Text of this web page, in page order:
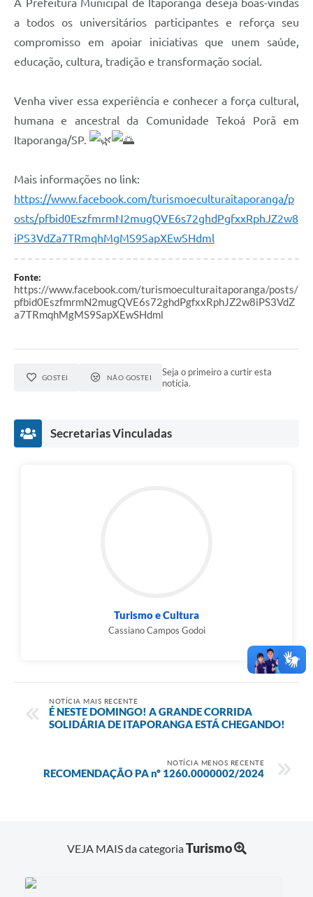
A Prefeitura Municipal de Itaporanga deseja boas-vindas
a todos os universitários participantes e reforça seu
compromisso em apoiar iniciativas que unem saúde,
educação, cultura, tradição e transformação social.
Venha viver essa experiência e conhecer a força cultural,
humana e ancestral da Comunidade Tekoá Porã em
Itaporanga/SP.
Mais informações no link:
https://www.facebook.com/turismoeculturaitaporanga/p
osts/pfbid0EszfmrmN2mugQVE6s72ghdPgfxxRphJZ2w8
iPS3VdZa7TRmqhMgMS9SapXEwSHdml
Fonte:
https://www.facebook.com/turismoeculturaitaporanga/posts/
pfbid0EszfmrmN2mugQVE6s72ghdPgfxxRphJZ2w8iPS3VdZ
a7TRmqhMgMS9SapXEwSHdml
GOSTEI NÃO GOSTEI
Seja o primeiro a curtir esta
notícia.
Secretarias Vinculadas
Turismo e Cultura
Cassiano Campos Godoi
NOTÍCIA MAIS RECENTE
É NESTE DOMINGO! A GRANDE CORRIDA
SOLIDÁRIA DE ITAPORANGA ESTÁ CHEGANDO!
NOTÍCIA MENOS RECENTE
RECOMENDAÇÃO PA nº 1260.0000002/2024
VEJA MAIS da categoriaTurismo